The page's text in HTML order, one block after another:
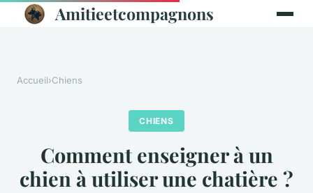
Amitieetcompagnons
Accueil›Chiens
CHIENS
Comment enseigner à un
chien à utiliser une chatière ?